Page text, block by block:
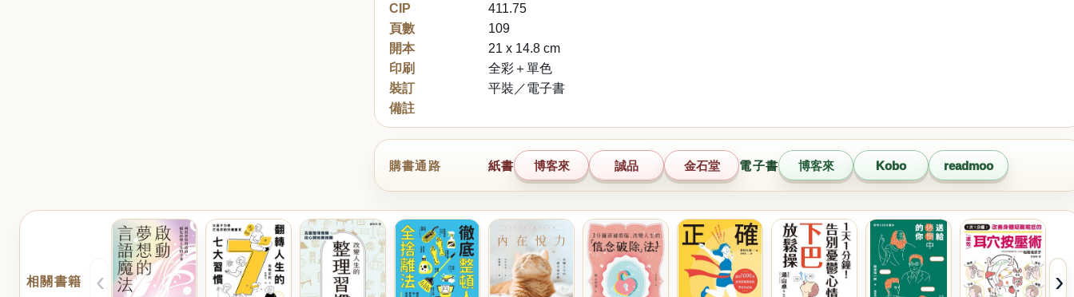
CIP
411.75
頁數
109
開本
21 x 14.8 cm
印刷
全彩＋單色
裝訂
平裝／電子書
備註
購書通路 紙書 博客來 誠品 金石堂 電子書 博客來 Kobo readmoo
相關書籍 ‹ ›